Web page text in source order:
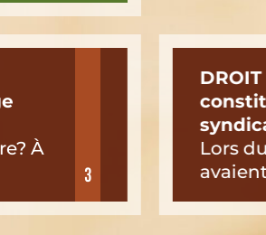
À
3
Lors